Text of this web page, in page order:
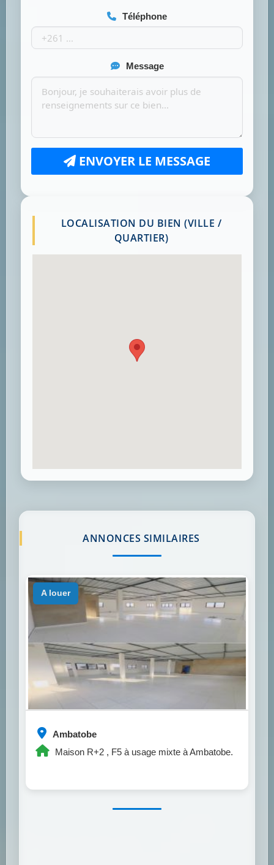
Téléphone
Message
ENVOYER LE MESSAGE
LOCALISATION DU BIEN (VILLE /
QUARTIER)
ANNONCES SIMILAIRES
Ambatobe
Maison R+2 , F5 à usage mixte à Ambatobe.
a louer